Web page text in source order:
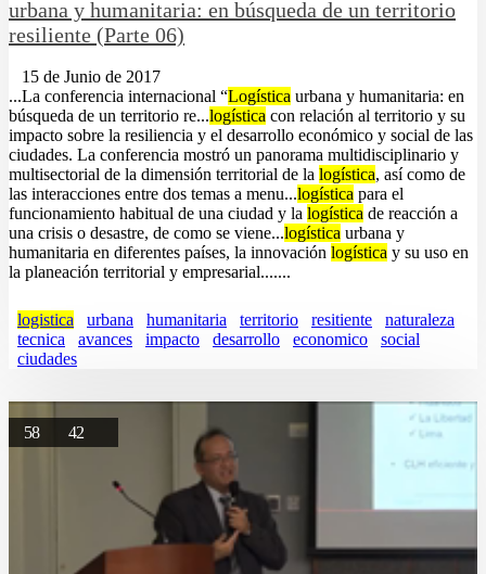
urbana y humanitaria: en búsqueda de un territorio
resiliente (Parte 06)
15 de Junio de 2017
...La conferencia internacional “Logística urbana y humanitaria: en
búsqueda de un territorio re...logística con relación al territorio y su
impacto sobre la resiliencia y el desarrollo económico y social de las
ciudades. La conferencia mostró un panorama multidisciplinario y
multisectorial de la dimensión territorial de la logística, así como de
las interacciones entre dos temas a menu...logística para el
funcionamiento habitual de una ciudad y la logística de reacción a
una crisis o desastre, de como se viene...logística urbana y
humanitaria en diferentes países, la innovación logística y su uso en
la planeación territorial y empresarial.......
logistica urbana humanitaria territorio resitiente
naturaleza
tecnica
avances impacto desarrollo economico
social
ciudades
58 42